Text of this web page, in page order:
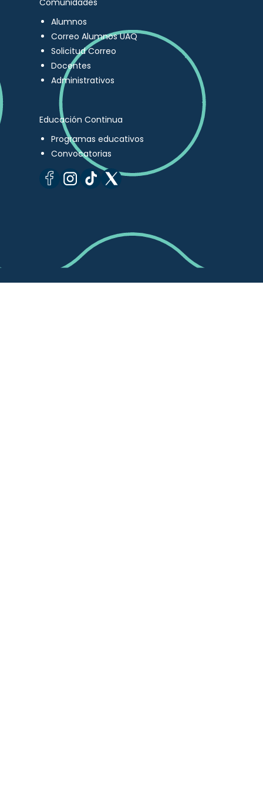
Comunidades
Alumnos
Correo Alumnos UAQ
Solicitud Correo
Docentes
Administrativos
Educación Continua
Programas educativos
Convocatorias